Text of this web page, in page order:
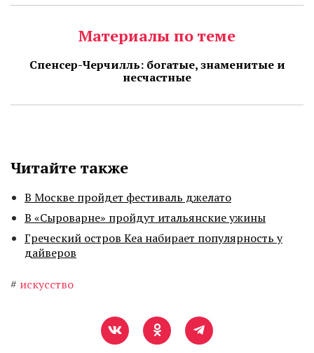
Материалы по теме
Спенсер-Черчилль: богатые, знаменитые и
несчастные
Читайте также
В Москве пройдет фестиваль джелато
В «Сыроварне» пройдут итальянские ужины
Греческий остров Кеа набирает популярность у
дайверов
# искусство